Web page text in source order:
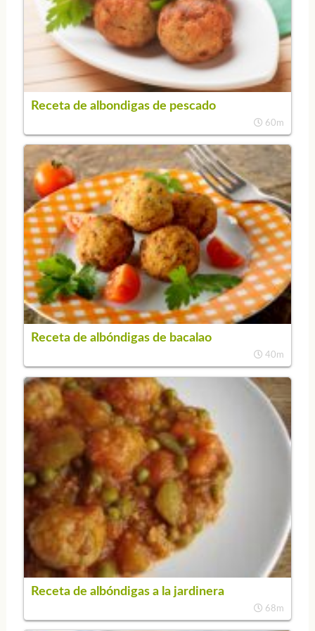
Receta de albondigas de pescado
60m
Receta de albóndigas de bacalao
40m
Receta de albóndigas a la jardinera
68m